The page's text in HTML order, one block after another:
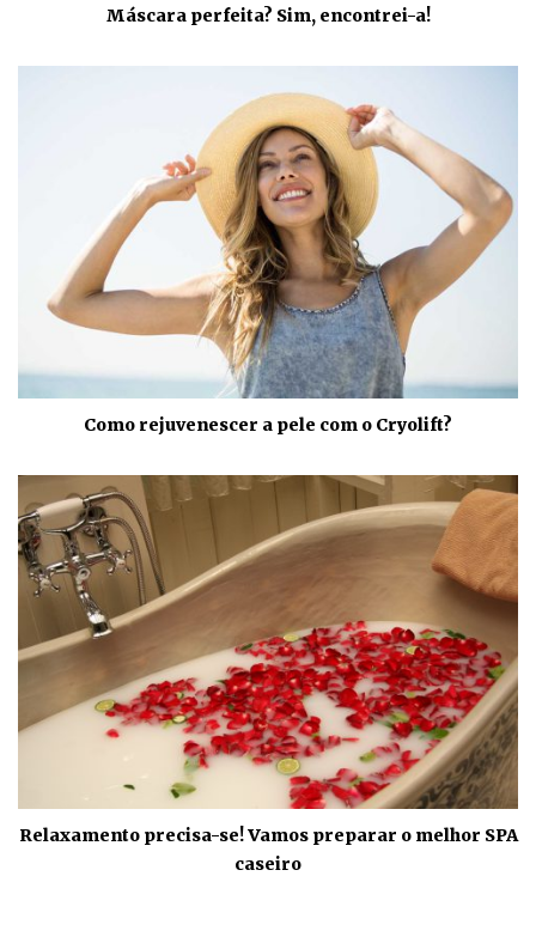
Máscara perfeita? Sim, encontrei-a!
Como rejuvenescer a pele com o Cryolift?
Relaxamento precisa-se! Vamos preparar o melhor SPA
caseiro